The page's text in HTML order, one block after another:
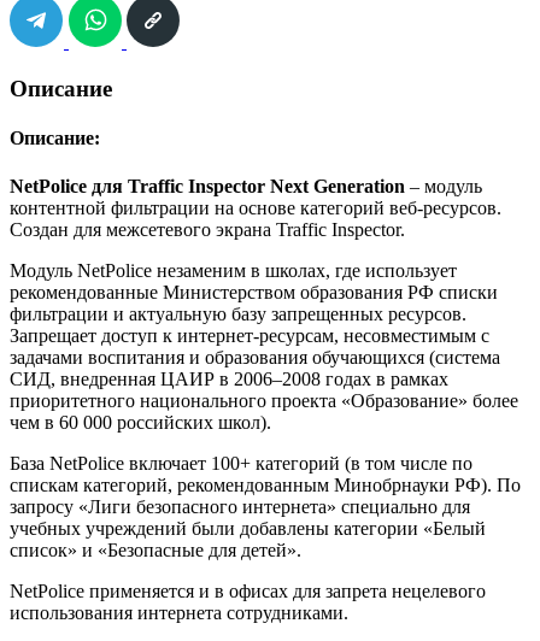
Описание
Описание:
NetPolice для Traffic Inspector Next Generation – модуль
контентной фильтрации на основе категорий веб-ресурсов.
Создан для межсетевого экрана Traffic Inspector.
Модуль NetPolice незаменим в школах, где использует
рекомендованные Министерством образования РФ списки
фильтрации и актуальную базу запрещенных ресурсов.
Запрещает доступ к интернет-ресурсам, несовместимым с
задачами воспитания и образования обучающихся (система
СИД, внедренная ЦАИР в 2006–2008 годах в рамках
приоритетного национального проекта «Образование» более
чем в 60 000 российских школ).
База NetPolice включает 100+ категорий (в том числе по
спискам категорий, рекомендованным Минобрнауки РФ). По
запросу «Лиги безопасного интернета» специально для
учебных учреждений были добавлены категории «Белый
список» и «Безопасные для детей».
NetPolice применяется и в офисах для запрета нецелевого
использования интернета сотрудниками.